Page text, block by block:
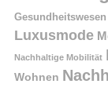
Gesundheitswesen
Luxusmode
Nachhaltige Mobilität
Wohnen